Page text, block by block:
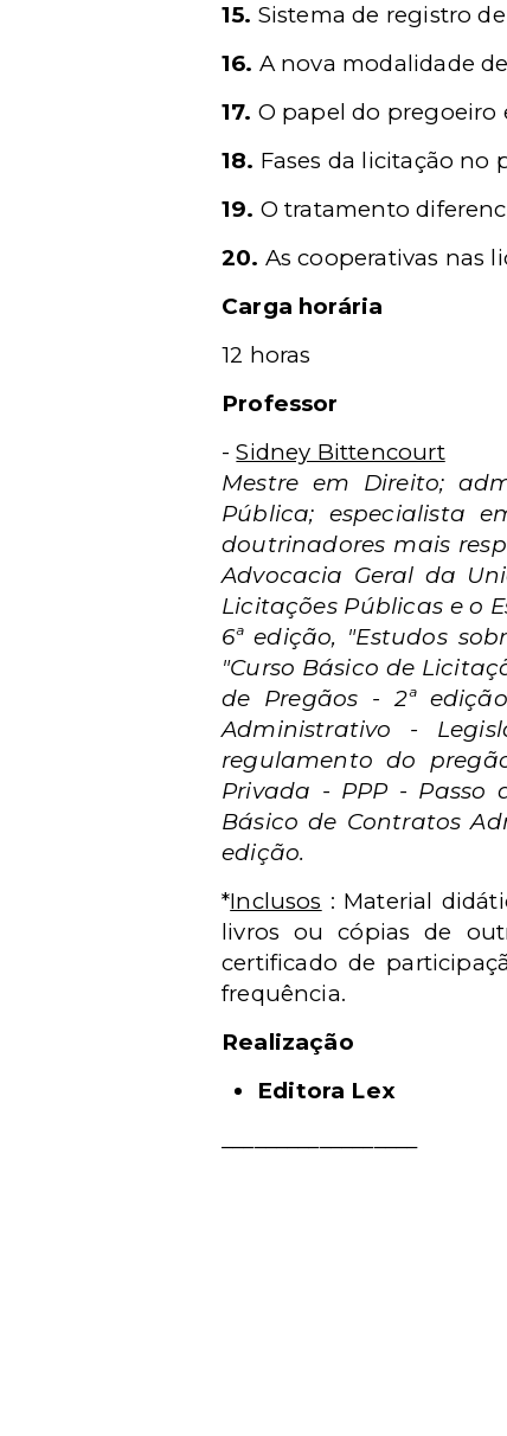
15. Sistema de registro
16. A nova modalidade
17. O papel do pregoeiro
18. Fases da licitação no
19. O tratamento
20. As cooperativas nas
Carga horária
12 horas
Professor
-Sidney Bittencourt
Mestre em Direito;
Pública; especialista
doutrinadores mais
Advocacia Geral da
Licitações Públicas e o
6ª edição, "Estudos
"Curso Básico de
de Pregãos - 2ª
Administrativo -
regulamento do
Privada - PPP - Passo
Básico de Contratos
edição.
*Inclusos : Material
livros ou cópias de
certificado de
frequência.
Realização
Editora Lex